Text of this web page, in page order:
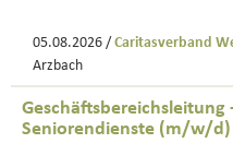
05.08.2026 / Caritasverband
Arzbach
Geschäftsbereichsleitung
Seniorendienste (m/w/d)